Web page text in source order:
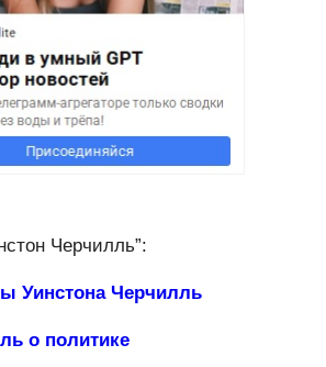
Черчилль”:
Уинстона Черчилль
о политике